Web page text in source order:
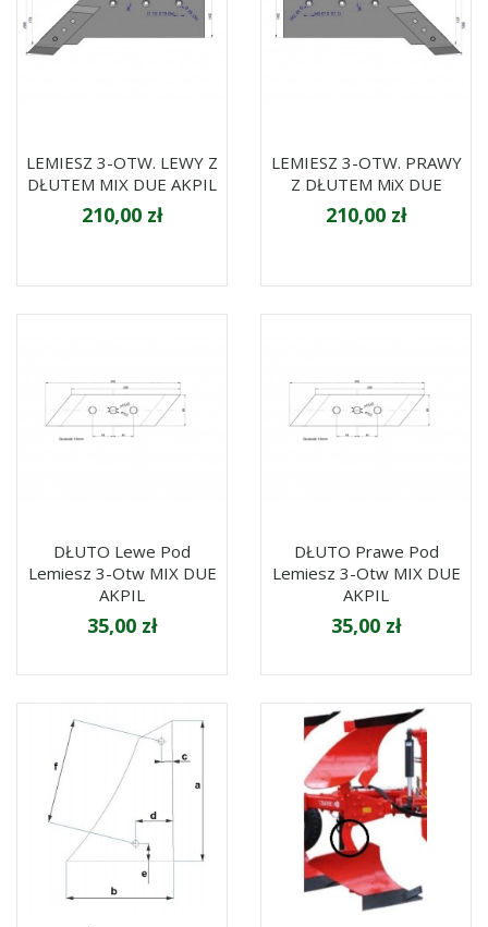
LEMIESZ 3-OTW. LEWY Z
DŁUTEM MIX DUE AKPIL
210,00 zł
LEMIESZ 3-OTW. PRAWY
Z DŁUTEM MiX DUE
210,00 zł
DŁUTO Lewe Pod
Lemiesz 3-Otw MIX DUE
AKPIL
35,00 zł
DŁUTO Prawe Pod
Lemiesz 3-Otw MIX DUE
AKPIL
35,00 zł